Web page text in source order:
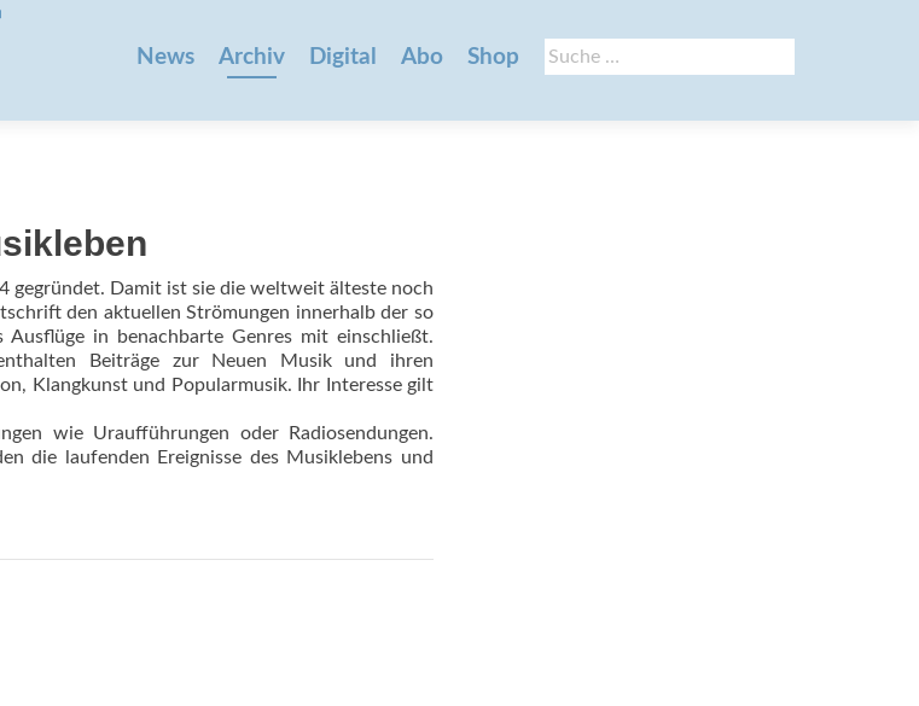
Suche
nach:
News Archiv Digital Abo Shop
gegründet. Damit ist sie die weltweit älteste noch
den aktuellen Strömungen innerhalb der so
in benachbarte Genres mit einschließt.
Beiträge zur Neuen Musik und ihren
Klangkunst und Popularmusik. Ihr Interesse gilt
wie Uraufführungen oder Radiosendungen.
die laufenden Ereignisse des Musiklebens und